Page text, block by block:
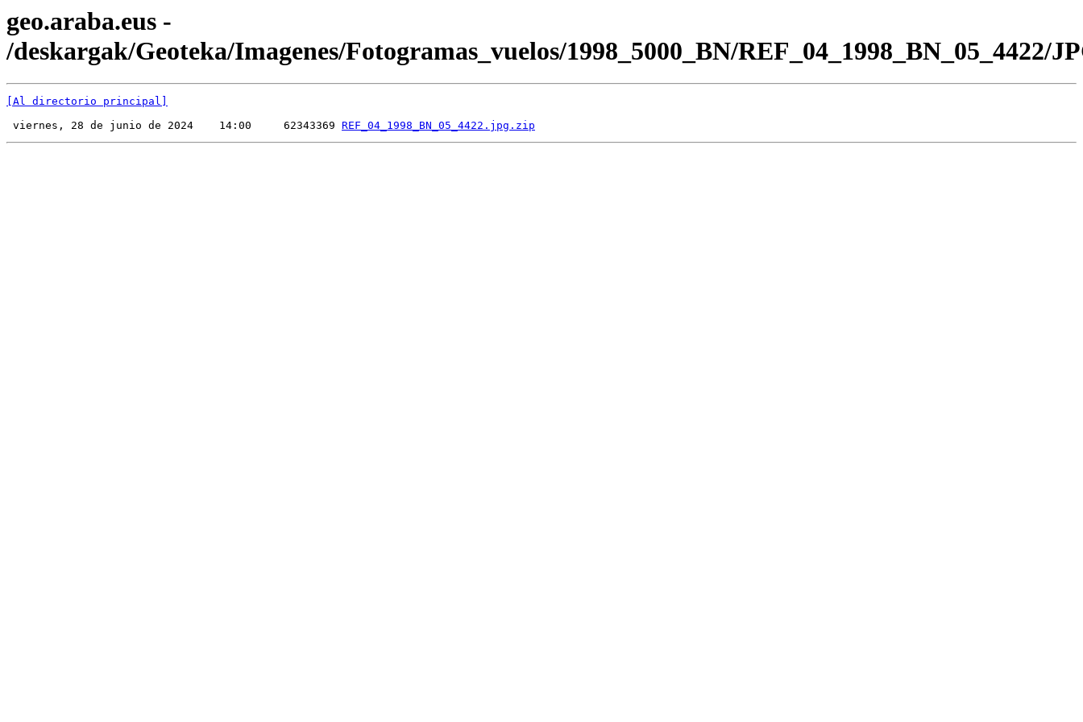
geo.araba.eus -
/deskargak/Geoteka/Imagenes/Fotogramas_vuelos/1998_5000_BN/REF_04_1998_BN_05_4422/
[Al directorio principal]
viernes, 28 de junio de 2024    14:00     62343369 REF_04_1998_BN_05_4422.jpg.zip